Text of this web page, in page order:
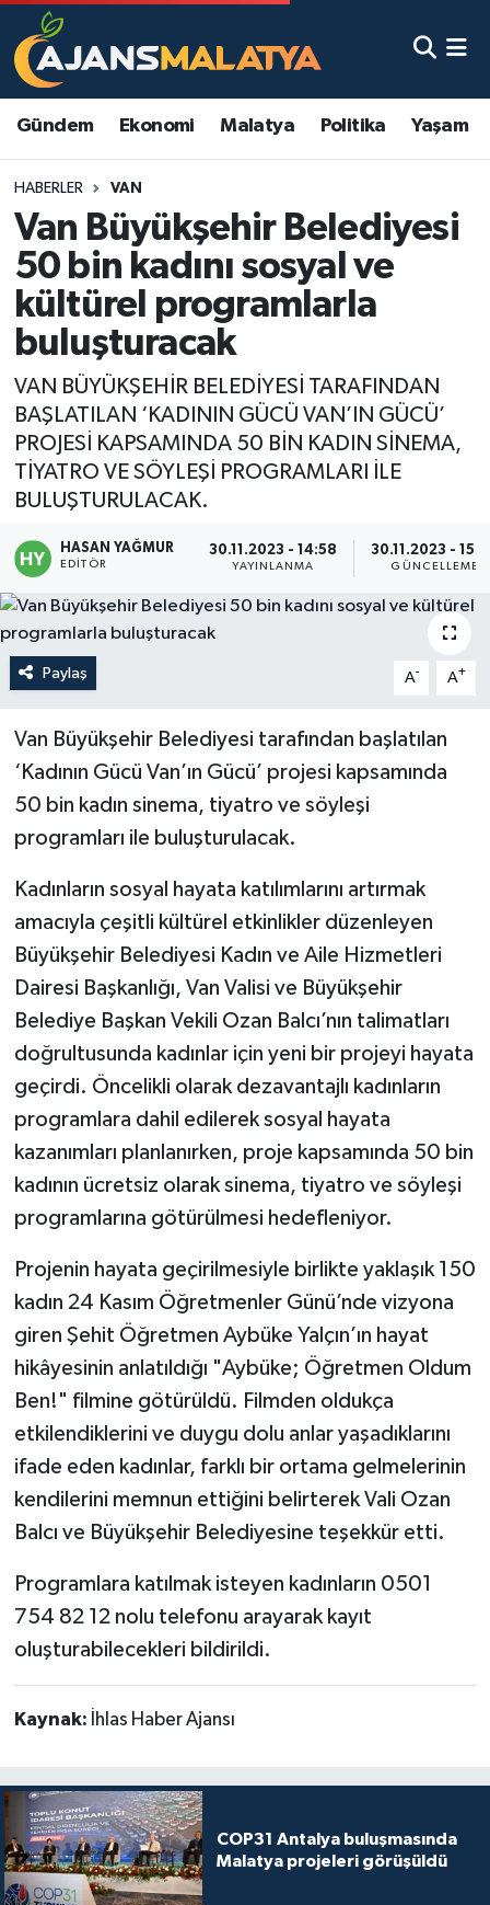
Gündem Ekonomi Malatya Politika Yaşam
HABERLER VAN
Van Büyükşehir Belediyesi
50 bin kadını sosyal ve
kültürel programlarla
buluşturacak
VAN BÜYÜKŞEHİR BELEDİYESİ TARAFINDAN
BAŞLATILAN ‘KADININ GÜCÜ VAN’IN GÜCÜ’
PROJESİ KAPSAMINDA 50 BİN KADIN SİNEMA,
TİYATRO VE SÖYLEŞİ PROGRAMLARI İLE
BULUŞTURULACAK.
HASAN YAĞMUR
EDITÖR
30.11.2023 - 14:58
YAYINLANMA
30.11.2023 -
GÜNCELLEME
Paylaş A- A+
Van Büyükşehir Belediyesi tarafından başlatılan
‘Kadının Gücü Van’ın Gücü’ projesi kapsamında
50 bin kadın sinema, tiyatro ve söyleşi
programları ile buluşturulacak.
Kadınların sosyal hayata katılımlarını artırmak
amacıyla çeşitli kültürel etkinlikler düzenleyen
Büyükşehir Belediyesi Kadın ve Aile Hizmetleri
Dairesi Başkanlığı, Van Valisi ve Büyükşehir
Belediye Başkan Vekili Ozan Balcı’nın talimatları
doğrultusunda kadınlar için yeni bir projeyi hayata
geçirdi. Öncelikli olarak dezavantajlı kadınların
programlara dahil edilerek sosyal hayata
kazanımları planlanırken, proje kapsamında 50 bin
kadının ücretsiz olarak sinema, tiyatro ve söyleşi
programlarına götürülmesi hedefleniyor.
Projenin hayata geçirilmesiyle birlikte yaklaşık 150
kadın 24 Kasım Öğretmenler Günü’nde vizyona
giren Şehit Öğretmen Aybüke Yalçın’ın hayat
hikâyesinin anlatıldığı "Aybüke; Öğretmen Oldum
Ben!" filmine götürüldü. Filmden oldukça
etkilendiklerini ve duygu dolu anlar yaşadıklarını
ifade eden kadınlar, farklı bir ortama gelmelerinin
kendilerini memnun ettiğini belirterek Vali Ozan
Balcı ve Büyükşehir Belediyesine teşekkür etti.
Programlara katılmak isteyen kadınların 0501
754 82 12 nolu telefonu arayarak kayıt
oluşturabilecekleri bildirildi.
Kaynak: İhlas Haber Ajansı
COP31 Antalya buluşmasında
Malatya projeleri görüşüldü
Asayiş
Eğitim
Ekonomi
Gündem
Kadın
Kültür & Sanat
Magazin
Spor
Yaşam
Malatya Nöbetçi Eczaneler
Malatya Namaz Vakitleri
Malatya Trafik Yoğunluk Haritası
TFF 3.Lig 2.Grup Puan Durumu ve Fikstür
Tüm Manşetler
Son Dakika Haberleri
Haber Arşivi